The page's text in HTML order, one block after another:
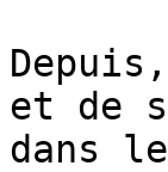
et de
dans